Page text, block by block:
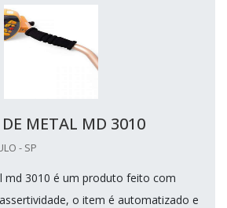
DE METAL MD 3010
- SP
md 3010 é um produto feito com
o item é automatizado e